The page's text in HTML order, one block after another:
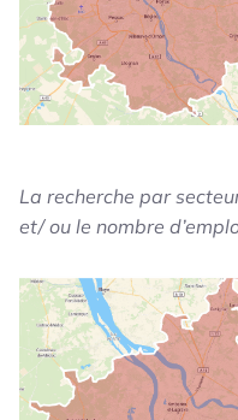
La recherche par
et/ ou le nombre